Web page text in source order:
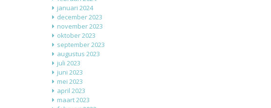
januari 2024
december 2023
november 2023
oktober 2023
september 2023
augustus 2023
juli 2023
juni 2023
mei 2023
april 2023
maart 2023